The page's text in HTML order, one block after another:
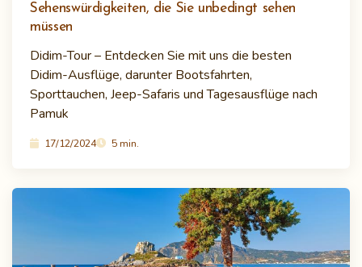
Sehenswürdigkeiten, die Sie unbedingt sehen
müssen
Didim-Tour – Entdecken Sie mit uns die besten
Didim-Ausflüge, darunter Bootsfahrten,
Sporttauchen, Jeep-Safaris und Tagesausflüge nach
Pamuk
17/12/2024 5 min.